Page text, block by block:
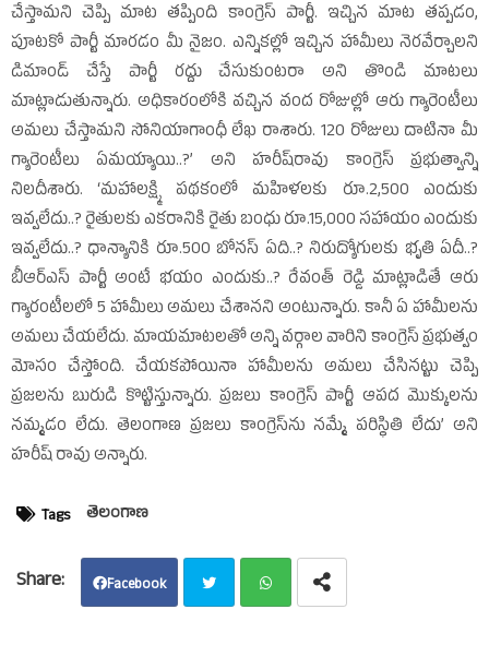
చేస్తామని చెప్పి మాట తప్పింది కాంగ్రెస్‌ పార్టీ. ఇచ్చిన మాట తప్పడం,
పూటకో పార్టీ మారడం మీ నైజం. ఎన్నికల్లో ఇచ్చిన హామీలు నెరవేర్చాలని
డిమాండ్‌ చేస్తే పార్టీ రద్దు చేసుకుంటరా అని తొండి మాటలు
మాట్లాడుతున్నారు. అధికారంలోకి వచ్చిన వంద రోజుల్లో ఆరు గ్యారెంటీలు
అమలు చేస్తామని సోనియాగాంధీ లేఖ రాశారు. 120 రోజులు దాటినా మీ
గ్యారెంటీలు ఏమయ్యాయి..?’ అని హరీష్‌రావు కాంగ్రెస్‌ ప్రభుత్వాన్ని
నిలదీశారు. ‘మహాలక్ష్మి పథకంలో మహిళలకు రూ.2,500 ఎందుకు
ఇవ్వలేదు..? రైతులకు ఎకరానికి రైతు బంధు రూ.15,000 సహాయం ఎందుకు
ఇవ్వలేదు..? ధాన్యానికి రూ.500 బోనస్‌ ఏది..? నిరుద్యోగులకు భృతి ఏదీ..?
బీఆర్‌ఎస్‌ పార్టీ అంటే భయం ఎందుకు..? రేవంత్‌ రెడ్డి మాట్లాడితే ఆరు
గ్యారంటీలలో 5 హామీలు అమలు చేశానని అంటున్నారు. కానీ ఏ హామీలను
అమలు చేయలేదు. మాయమాటలతో అన్ని వర్గాల వారిని కాంగ్రెస్‌ ప్రభుత్వం
మోసం చేస్తోంది. చేయకపోయినా హామీలను అమలు చేసినట్టు చెప్పి
ప్రజలను బురుడి కొట్టిస్తున్నారు. ప్రజలు కాంగ్రెస్‌ పార్టీ ఆపద మొక్కులను
నమ్మడం లేదు. తెలంగాణ ప్రజలు కాంగ్రెస్‌ను నమ్మే పరిస్థితి లేదు’ అని
హరీష్‌ రావు అన్నారు.
Tags తెలంగాణ
Facebook